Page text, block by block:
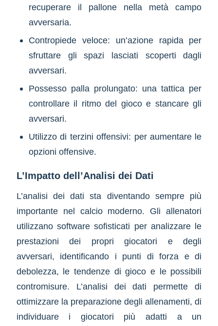
recuperare il pallone nella metà campo
avversaria.
Contropiede veloce: un’azione rapida per
sfruttare gli spazi lasciati scoperti dagli
avversari.
Possesso palla prolungato: una tattica per
controllare il ritmo del gioco e stancare gli
avversari.
Utilizzo di terzini offensivi: per aumentare le
opzioni offensive.
L’Impatto dell’Analisi dei Dati
L’analisi dei dati sta diventando sempre più
importante nel calcio moderno. Gli allenatori
utilizzano software sofisticati per analizzare le
prestazioni dei propri giocatori e degli
avversari, identificando i punti di forza e di
debolezza, le tendenze di gioco e le possibili
contromisure. L’analisi dei dati permette di
ottimizzare la preparazione degli allenamenti, di
individuare i giocatori più adatti a un